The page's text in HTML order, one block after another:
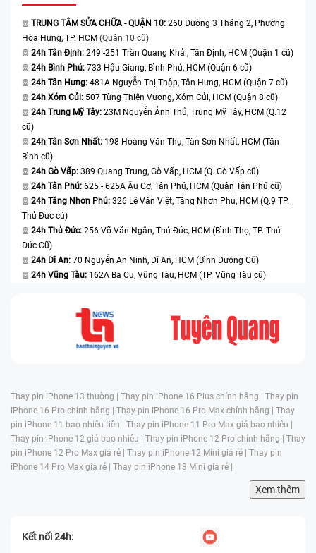
TRUNG TÂM SỬA CHỮA - QUẬN 10: 260 Đường 3 Tháng 2, Phường
Hòa Hưng, TP. HCM (Quận 10 cũ)
24h Tân Định: 249 -251 Trần Quang Khải, Tân Định, HCM (Quận 1 cũ)
24h Bình Phú: 733 Hậu Giang, Bình Phú, HCM (Quận 6 cũ)
24h Tân Hưng: 481A Nguyễn Thị Thập, Tân Hưng, HCM (Quận 7 cũ)
24h Xóm Củi: 507 Tùng Thiện Vương, Xóm Củi, HCM (Quận 8 cũ)
24h Trung Mỹ Tây: 23M Nguyễn Ảnh Thủ, Trung Mỹ Tây, HCM (Q.12
cũ)
24h Tân Sơn Nhất: 198 Hoàng Văn Thụ, Tân Sơn Nhất, HCM (Tân
Bình cũ)
24h Gò Vấp: 389 Quang Trung, Gò Vấp, HCM (Q. Gò Vấp cũ)
24h Tân Phú: 625 - 625A Âu Cơ, Tân Phú, HCM (Quận Tân Phú cũ)
24h Tăng Nhơn Phú: 326 Lê Văn Việt, Tăng Nhơn Phú, HCM (Q.9 TP.
Thủ Đức cũ)
24h Thủ Đức: 256 Võ Văn Ngân, Thủ Đức, HCM (Bình Thọ, TP. Thủ
Đức Cũ)
24h Dĩ An: 70 Nguyễn An Ninh, Dĩ An, HCM (Bình Dương Cũ)
24h Vũng Tàu: 162A Ba Cu, Vũng Tàu, HCM (TP. Vũng Tàu cũ)
Thay pin iPhone 13 thường | Thay pin iPhone 16 Plus chính hãng | Thay pin
iPhone 16 Pro chính hãng | Thay pin iPhone 16 Pro Max chính hãng | Thay
pin iPhone 11 bao nhiêu tiền | Thay pin iPhone 11 Pro Max giá bao nhiêu |
Thay pin iPhone 12 giá bao nhiêu | Thay pin iPhone 12 Pro chính hãng | Thay
pin iPhone 12 Pro Max giá rẻ | Thay pin iPhone 12 Mini giá rẻ | Thay pin
iPhone 14 Pro Max giá rẻ | Thay pin iPhone 13 Mini giá rẻ |
Xem thêm
Kết nối 24h: